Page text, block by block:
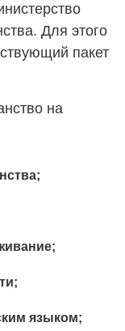
Для этого
пакет
на
языком;